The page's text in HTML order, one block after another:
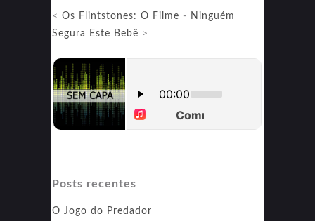
< Os Flintstones: O Filme - Ninguém
Segura Este Bebê >
Posts recentes
O Jogo do Predador